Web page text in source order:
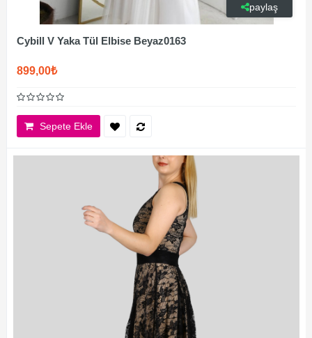
paylaş
Cybill V Yaka Tül Elbise Beyaz0163
899,00₺
Sepete Ekle